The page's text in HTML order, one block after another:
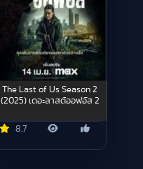
The Last of Us Season 2
(2025) เดอะลาสต์ออฟอัส 2
8.7